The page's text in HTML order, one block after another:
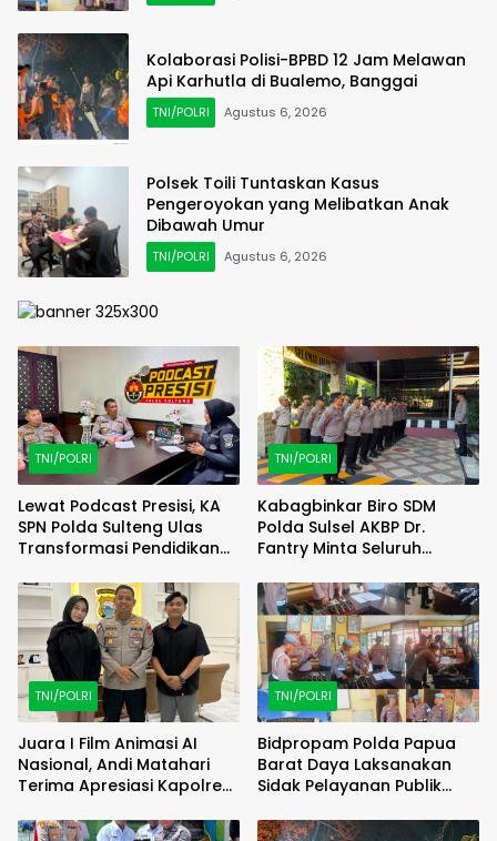
Kolaborasi Polisi-BPBD 12 Jam Melawan
Api Karhutla di Bualemo, Banggai
TNI/POLRI Agustus 6, 2026
Polsek Toili Tuntaskan Kasus
Pengeroyokan yang Melibatkan Anak
Dibawah Umur
TNI/POLRI Agustus 6, 2026
TNI/POLRI
Lewat Podcast Presisi, KA
SPN Polda Sulteng Ulas
Transformasi Pendidikan
TNI/POLRI
Kabagbinkar Biro SDM
Polda Sulsel AKBP Dr.
Fantry Minta Seluruh
Debu
TNI/POLRI
Juara I Film Animasi AI
Nasional, Andi Matahari
Terima Apresiasi Kapolres
TNI/POLRI
Bidpropam Polda Papua
Barat Daya Laksanakan
Sidak Pelayanan Publik
di Polsek Salawati